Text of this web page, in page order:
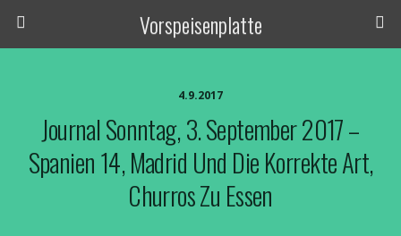
Vorspeisenplatte
4.9.2017
Journal Sonntag, 3. September 2017 –
Spanien 14, Madrid Und Die Korrekte Art,
Churros Zu Essen